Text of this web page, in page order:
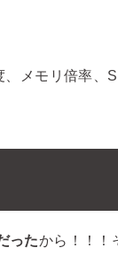
メモリ倍率、
ったから！！！